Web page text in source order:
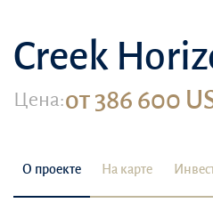
Creek
Цена:от 386 600
О проекте На карте